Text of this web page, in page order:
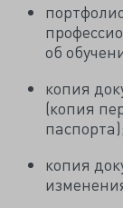
об
копия
(копия
паспорта);
копия